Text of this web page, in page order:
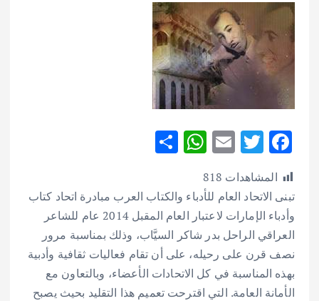
F
ac
e
b
o
o
k
T
w
it
te
r
E
ai
l
W
at
s
A
p
p
ar
e
المشاهدات 818
تبنى الاتحاد العام للأدباء والكتاب العرب مبادرة اتحاد كتاب
وأدباء الإمارات لاعتبار العام المقبل 2014 عام للشاعر
العراقي الراحل بدر شاكر السيَّاب، وذلك بمناسبة مرور
نصف قرن على رحيله، على أن تقام فعاليات ثقافية وأدبية
بهذه المناسبة في كل الاتحادات الأعضاء، وبالتعاون مع
الأمانة العامة. التي اقترحت تعميم هذا التقليد بحيث يصبح